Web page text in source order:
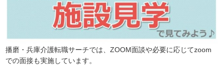
播磨・兵庫介護転職サーチでは、ZOOM面談や必要に応じてzoom
での面接も実施しています。